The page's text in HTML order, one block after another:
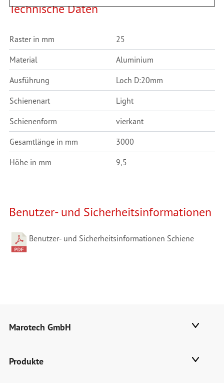
Technische Daten
Raster in mm 25
Material Aluminium
Ausführung Loch D:20mm
Schienenart Light
Schienenform vierkant
Gesamtlänge in mm 3000
Höhe in mm 9,5
Benutzer- und Sicherheitsinformationen
Benutzer- und Sicherheitsinformationen Schiene
Marotech GmbH
Produkte